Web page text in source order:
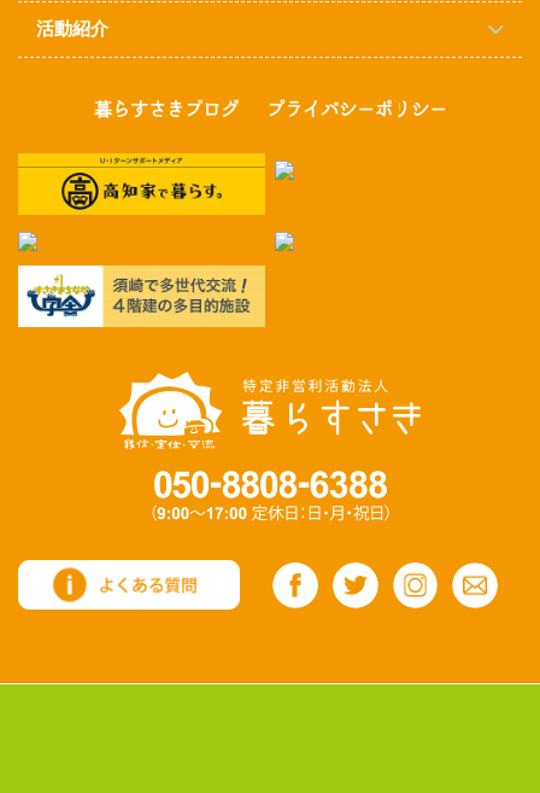
活動紹介
暮らすさきブログ プライバシーポリシー